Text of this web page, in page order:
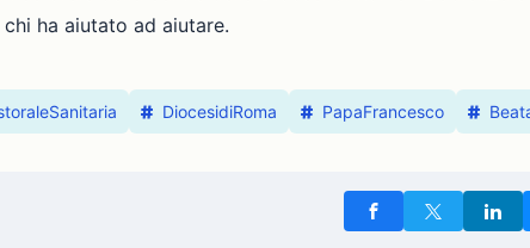
ha aiutato ad aiutare.
DiocesidiRoma PapaFrancesco